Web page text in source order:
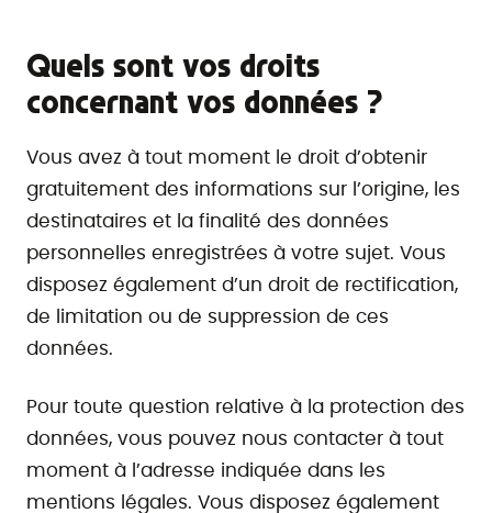
Quels sont vos droits
concernant vos données ?
Vous avez à tout moment le droit d’obtenir
gratuitement des informations sur l’origine, les
destinataires et la finalité des données
personnelles enregistrées à votre sujet. Vous
disposez également d’un droit de rectification,
de limitation ou de suppression de ces
données.
Pour toute question relative à la protection des
données, vous pouvez nous contacter à tout
moment à l’adresse indiquée dans les
mentions légales. Vous disposez également